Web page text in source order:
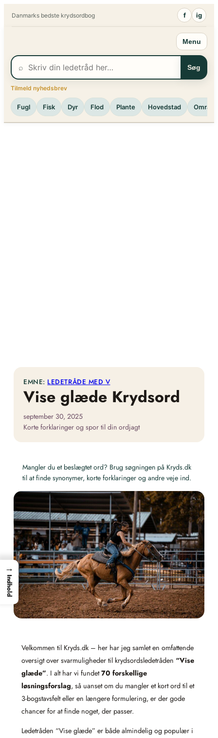
Danmarks bedste krydsordbog f ig
Menu
⌕ Søg
Tilmeld nyhedsbrev
Fugl Fisk Dyr Flod Plante Hovedstad Område
EMNE: LEDETRÅDE MED V
Vise glæde Krydsord
september 30, 2025
Korte forklaringer og spor til din ordjagt
Mangler du et beslægtet ord? Brug søgningen på Kryds.dk
til at finde synonymer, korte forklaringer og andre veje ind.
Velkommen til Kryds.dk – her har jeg samlet en omfattende
oversigt over svarmuligheder til krydsordsledetråden “Vise
glæde”. I alt har vi fundet70 forskellige
løsningsforslag, så uanset om du mangler et kort ord til et
3‑bogstavsfelt eller en længere formulering, er der gode
chancer for at finde noget, der passer.
Ledetråden “Vise glæde” er både almindelig og populær i
→
Indhold